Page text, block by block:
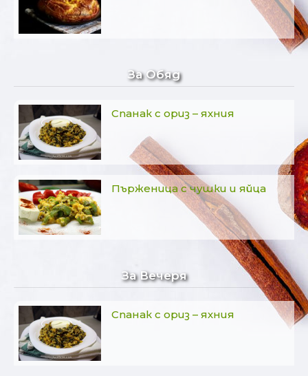
За Обяд
Спанак с ориз – яхния
Пърженица с чушки и яйца
За Вечеря
Спанак с ориз – яхния